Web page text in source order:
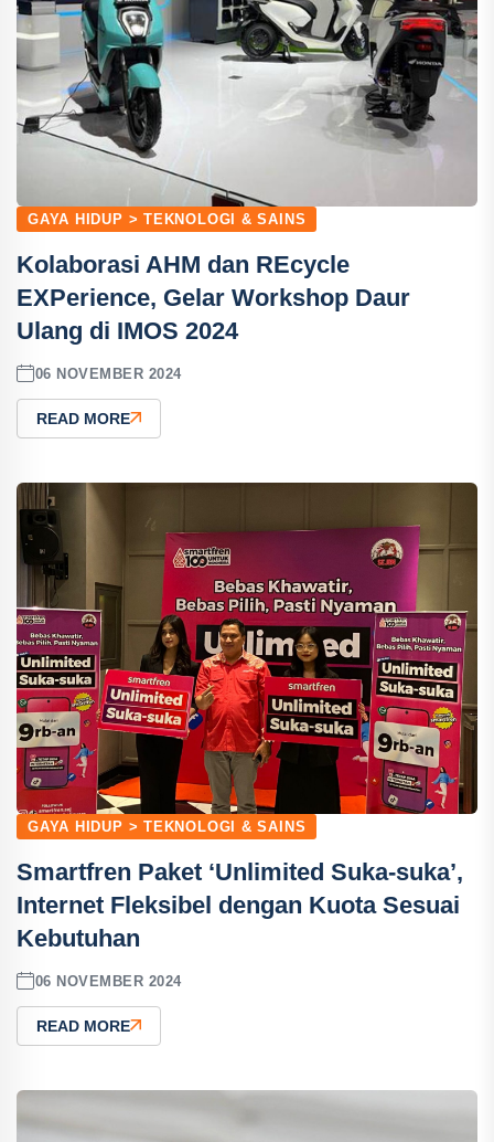
GAYA HIDUP > TEKNOLOGI & SAINS
Kolaborasi AHM dan REcycle
EXPerience, Gelar Workshop Daur
Ulang di IMOS 2024
06 NOVEMBER 2024
READ MORE
GAYA HIDUP > TEKNOLOGI & SAINS
Smartfren Paket ‘Unlimited Suka-suka’,
Internet Fleksibel dengan Kuota Sesuai
Kebutuhan
06 NOVEMBER 2024
READ MORE